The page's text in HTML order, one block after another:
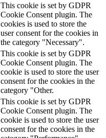
This cookie is set by GDPR
Cookie Consent plugin. The
cookies is used to store the
user consent for the cookies in
the category "Necessary".
This cookie is set by GDPR
Cookie Consent plugin. The
cookie is used to store the user
consent for the cookies in the
category "Other.
This cookie is set by GDPR
Cookie Consent plugin. The
cookie is used to store the user
consent for the cookies in the